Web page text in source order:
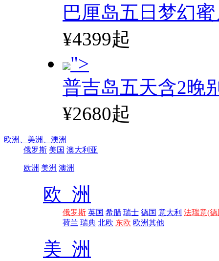
巴厘岛五日梦幻
¥4399起
">
普吉岛五天含2晚
¥2680起
欧洲、 美洲、 澳洲
俄罗斯 美国 澳大利亚
欧洲 美洲 澳洲
欧 洲
俄罗斯 英国 希腊 瑞士 德国 意大利 法瑞意(德
荷兰 瑞典 北欧 东欧 欧洲其他
美 洲